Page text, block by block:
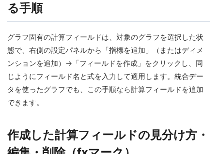
る手順
グラフ固有の計算フィールドは、対象のグラフを選択した状
態で、右側の設定パネルから「指標を追加」（またはディメ
ンションを追加）→「フィールドを作成」をクリックし、同
じようにフィールド名と式を入力して適用します。統合デー
タを使ったグラフでも、この手順なら計算フィールドを追加
できます。
作成した計算フィールドの見分け方・